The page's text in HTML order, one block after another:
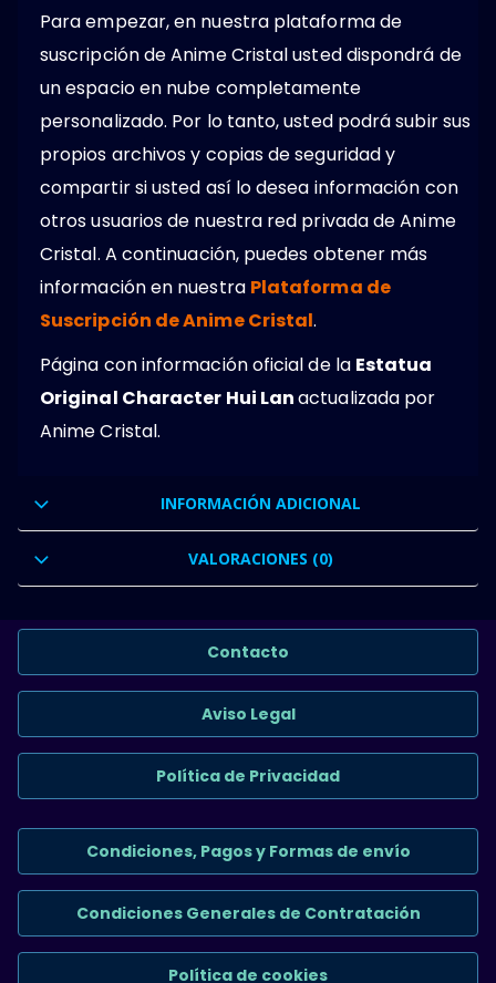
Para empezar, en nuestra plataforma de
suscripción de Anime Cristal usted dispondrá de
un espacio en nube completamente
personalizado. Por lo tanto, usted podrá subir sus
propios archivos y copias de seguridad y
compartir si usted así lo desea información con
otros usuarios de nuestra red privada de Anime
Cristal. A continuación, puedes obtener más
información en nuestra Plataforma de
Suscripción de Anime Cristal.
Página con información oficial de la Estatua
Original Character Hui Lanactualizada por
Anime Cristal.
INFORMACIÓN ADICIONAL
VALORACIONES (0)
Contacto
Aviso Legal
Política de Privacidad
Condiciones, Pagos y Formas de envío
Condiciones Generales de Contratación
Política de cookies